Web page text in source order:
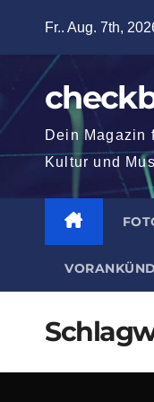
springen
Fr.. Aug. 7th,
Dein Magazin
Kultur und